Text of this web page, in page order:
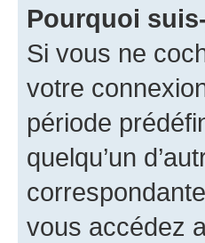
Pourquoi
Si vous ne
votre
période
quelqu’un
vous accédez